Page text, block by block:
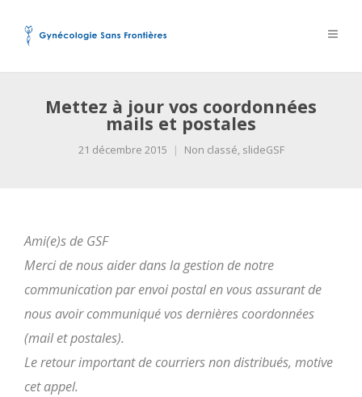
Mettez à jour vos coordonnées
mails et postales
21 décembre 2015 Non classé, slideGSF
Ami(e)s de GSF
Merci de nous aider dans la gestion de notre
communication par envoi postal en vous assurant de
nous avoir communiqué vos dernières coordonnées
(mail et postales).
Le retour important de courriers non distribués, motive
cet appel.